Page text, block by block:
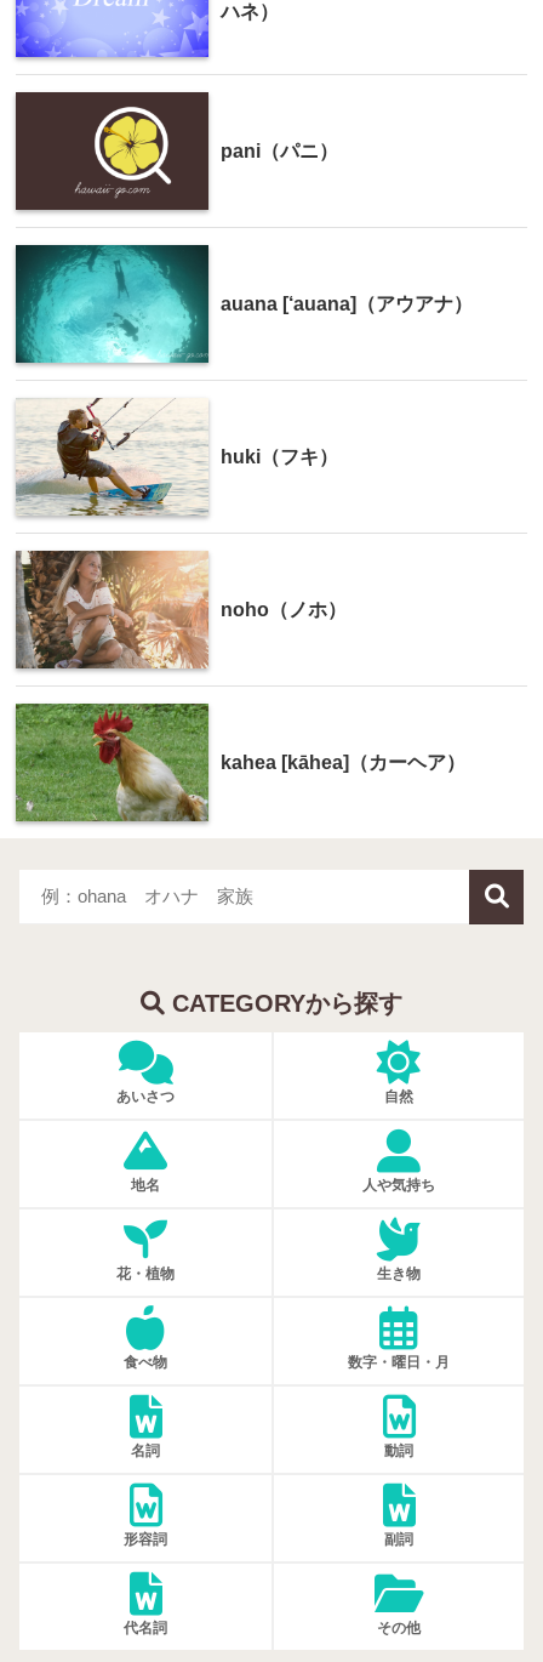
ハネ）
pani（パニ）
auana [‘auana]（アウアナ）
huki（フキ）
noho（ノホ）
kahea [kāhea]（カーヘア）
CATEGORYから探す
あいさつ 自然
地名 人や気持ち
花・植物 生き物
食べ物 数字・曜日・月
名詞 動詞
形容詞 副詞
代名詞 その他